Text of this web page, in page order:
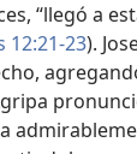
“llegó a
12:21-23).